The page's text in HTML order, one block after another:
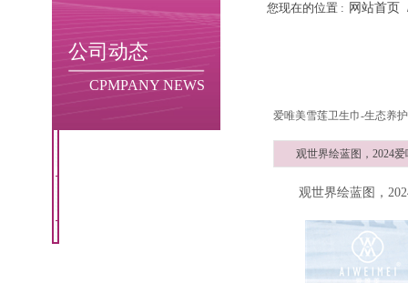
您现在的位置 : 网站首页
公司动态
爱唯美雪莲卫生巾-生态养
观世界绘蓝图，2024
观世界绘蓝图，
CPMPANY NEWS